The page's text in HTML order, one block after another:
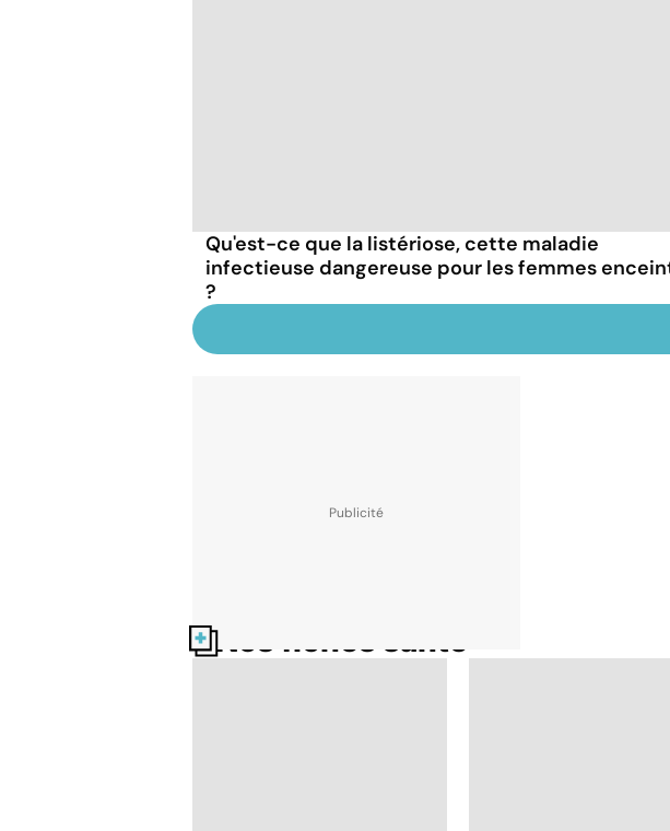
Qu'est-ce que la listériose, cette maladie
infectieuse dangereuse pour les femmes
?
Nos fiches santé